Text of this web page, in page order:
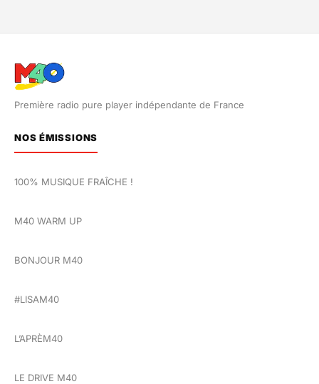
Première radio pure player indépendante de France
NOS ÉMISSIONS
100% MUSIQUE FRAÎCHE !
M40 WARM UP
BONJOUR M40
#LISAM40
L’APRÈM40
LE DRIVE M40